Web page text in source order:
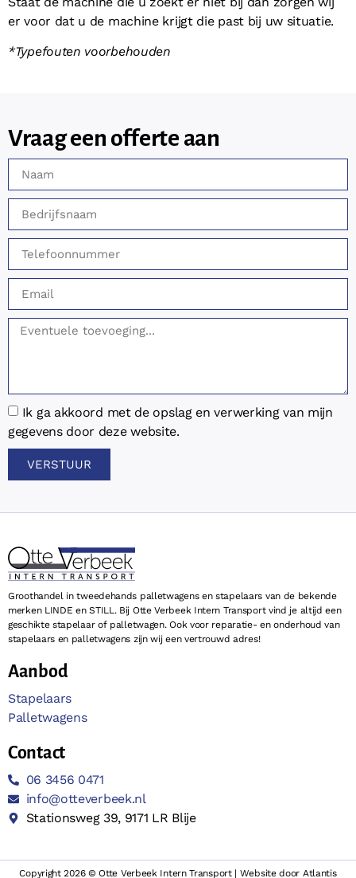
er voor dat u de machine krijgt die past bij uw situatie.
*Typefouten voorbehouden
Vraag een offerte aan
Ik ga akkoord met de opslag en verwerking van mijn
gegevens door deze website.
VERSTUUR
Groothandel in tweedehands palletwagens en stapelaars van de bekende
merken LINDE en STILL. Bij Otte Verbeek Intern Transport vind je altijd een
geschikte stapelaar of palletwagen. Ook voor reparatie- en onderhoud van
stapelaars en palletwagens zijn wij een vertrouwd adres!
Aanbod
Stapelaars
Palletwagens
Contact
06 3456 0471
info@otteverbeek.nl
Stationsweg 39, 9171 LR Blije
Copyright 2026 © Otte Verbeek Intern Transport | Website door Atlantis